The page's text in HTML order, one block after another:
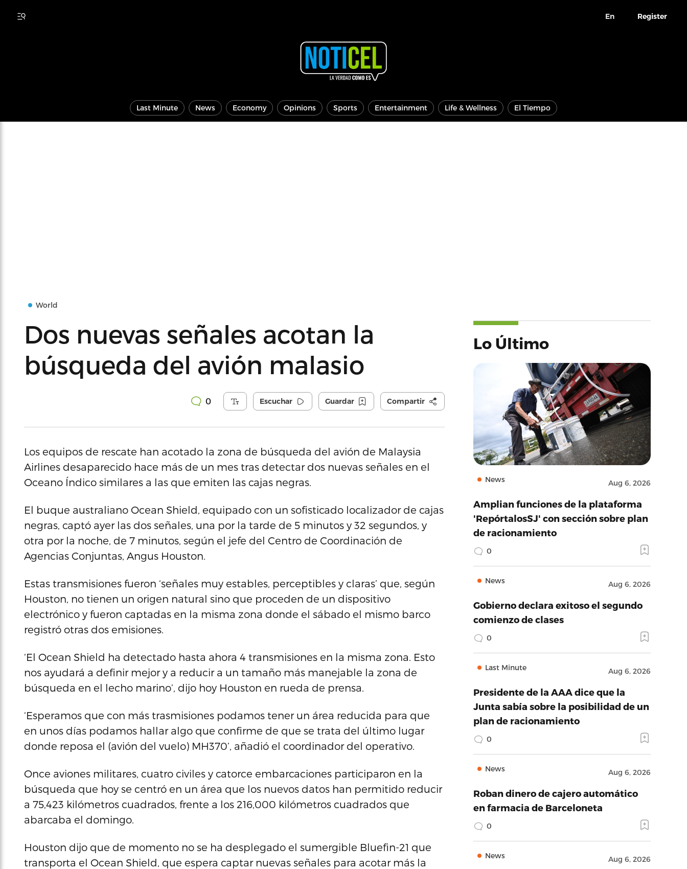
En Register
Last Minute News Economy Opinions Sports Entertainment Life & Wellness El Tiempo
World
Dos nuevas señales acotan la
búsqueda del avión malasio
0 Escuchar Guardar Compartir
Los equipos de rescate han acotado la zona de búsqueda del avión de Malaysia
Airlines desaparecido hace más de un mes tras detectar dos nuevas señales en el
Oceano Índico similares a las que emiten las cajas negras.
El buque australiano Ocean Shield, equipado con un sofisticado localizador de cajas
negras, captó ayer las dos señales, una por la tarde de 5 minutos y 32 segundos, y
otra por la noche, de 7 minutos, según el jefe del Centro de Coordinación de
Agencias Conjuntas, Angus Houston.
Estas transmisiones fueron ‘señales muy estables, perceptibles y claras’ que, según
Houston, no tienen un origen natural sino que proceden de un dispositivo
electrónico y fueron captadas en la misma zona donde el sábado el mismo barco
registró otras dos emisiones.
‘El Ocean Shield ha detectado hasta ahora 4 transmisiones en la misma zona. Esto
nos ayudará a definir mejor y a reducir a un tamaño más manejable la zona de
búsqueda en el lecho marino’, dijo hoy Houston en rueda de prensa.
‘Esperamos que con más trasmisiones podamos tener un área reducida para que
en unos días podamos hallar algo que confirme de que se trata del último lugar
donde reposa el (avión del vuelo) MH370’, añadió el coordinador del operativo.
Once aviones militares, cuatro civiles y catorce embarcaciones participaron en la
búsqueda que hoy se centró en un área que los nuevos datos han permitido reducir
a 75,423 kilómetros cuadrados, frente a los 216,000 kilómetros cuadrados que
abarcaba el domingo.
Houston dijo que de momento no se ha desplegado el sumergible Bluefin-21 que
transporta el Ocean Shield, que espera captar nuevas señales para acotar más la
Lo Último
News Aug 6, 2026
Amplian funciones de la plataforma
'RepórtalosSJ' con sección sobre plan
de racionamiento
0
News Aug 6, 2026
Gobierno declara exitoso el segundo
comienzo de clases
0
Last Minute Aug 6, 2026
Presidente de la AAA dice que la
Junta sabía sobre la posibilidad de un
plan de racionamiento
0
News Aug 6, 2026
Roban dinero de cajero automático
en farmacia de Barceloneta
0
News Aug 6, 2026